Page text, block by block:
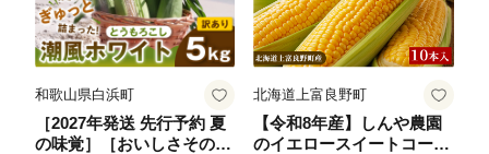
和歌山県白浜町
［2027年発送 先行予約 夏
の味覚］［おいしさそのま
北海道上富良野町
【令和8年産】しんや農園
のイエロースイートコーン